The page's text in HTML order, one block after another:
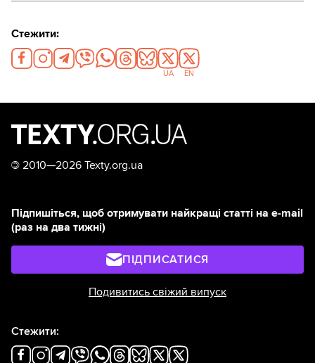
Стежити:
UA EN
© 2010—2026 Texty.org.ua
Підпишіться, щоб отримувати найкращі статті на e-mail
(раз на два тижні)
ПІДПИСАТИСЯ
Подивитись свіжий випуск
Стежити: